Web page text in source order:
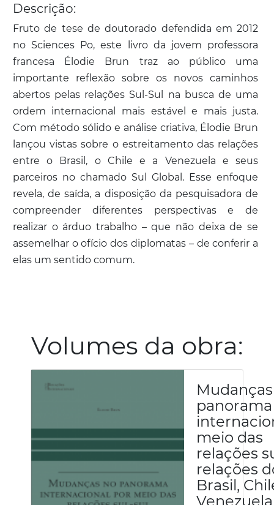
Descrição:
Fruto de tese de doutorado defendida em 2012
no Sciences Po, este livro da jovem professora
francesa Élodie Brun traz ao público uma
importante reflexão sobre os novos caminhos
abertos pelas relações Sul-Sul na busca de uma
ordem internacional mais estável e mais justa.
Com método sólido e análise criativa, Élodie Brun
lançou vistas sobre o estreitamento das relações
entre o Brasil, o Chile e a Venezuela e seus
parceiros no chamado Sul Global. Esse enfoque
revela, de saída, a disposição da pesquisadora de
compreender diferentes perspectivas e de
realizar o árduo trabalho – que não deixa de se
assemelhar o ofício dos diplomatas – de conferir a
elas um sentido comum.
Volumes da obra:
panorama
meio das
relações
relações
Brasil,